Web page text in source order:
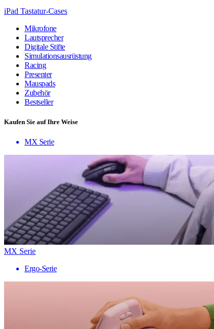
iPad Tastatur-Cases
Mikrofone
Lautsprecher
Digitale Stifte
Simulationsausrüstung
Racing
Presenter
Mauspads
Zubehör
Bestseller
Kaufen Sie auf Ihre Weise
MX Serie
MX Serie
Ergo-Serie